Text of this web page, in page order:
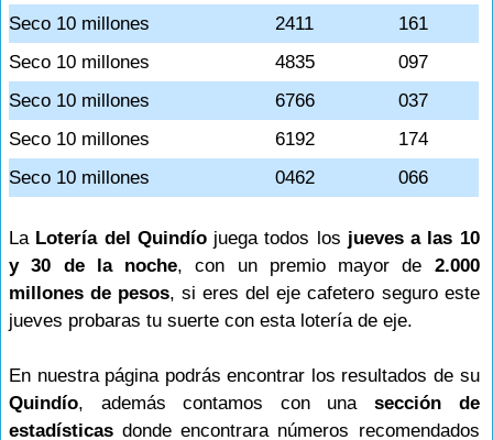
Seco 10 millones
2411
161
Seco 10 millones
4835
097
Seco 10 millones
6766
037
Seco 10 millones
6192
174
Seco 10 millones
0462 066
La Lotería del Quindíojuega todos los jueves a las 10
y 30 de la noche, con un premio mayor de 2.000
millones de pesos, si eres del eje cafetero seguro este
jueves probaras tu suerte con esta lotería de eje.
En nuestra página podrás encontrar los resultados de su
Quindío, además contamos con una sección de
estadísticas donde encontrara números recomendados